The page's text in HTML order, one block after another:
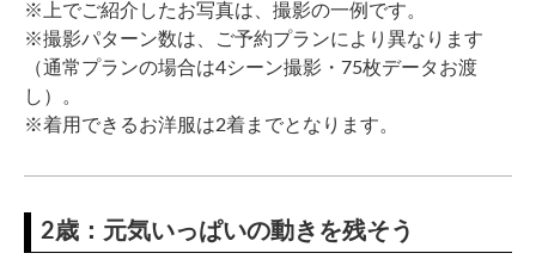
※上でご紹介したお写真は、撮影の一例です。
※撮影パターン数は、ご予約プランにより異なります
（通常プランの場合は4シーン撮影・75枚データお渡
し）。
※着用できるお洋服は2着までとなります。
2歳：元気いっぱいの動きを残そう